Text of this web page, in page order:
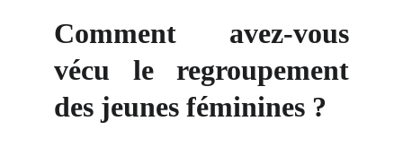
Comment avez-vous
vécu le regroupement
des jeunes féminines ?